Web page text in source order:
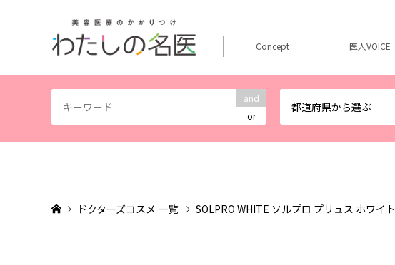
and
or
都道府県から選ぶ
Concept 医人VOICE
ドクターズコスメ 一覧 SOLPRO WHITE ソルプロ プリュス ホワイト